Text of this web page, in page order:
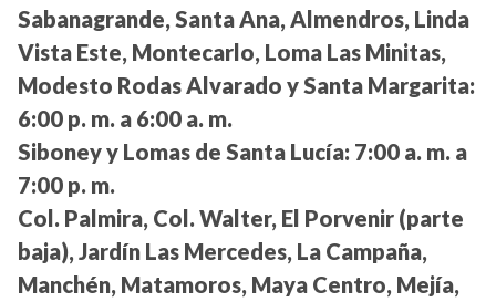
Sabanagrande, Santa Ana, Almendros, Linda
Vista Este, Montecarlo, Loma Las Minitas,
Modesto Rodas Alvarado y Santa Margarita:
6:00 p. m. a 6:00 a. m.
Siboney y Lomas de Santa Lucía: 7:00 a. m. a
7:00 p. m.
Col. Palmira, Col. Walter, El Porvenir (parte
baja), Jardín Las Mercedes, La Campaña,
Manchén, Matamoros, Maya Centro, Mejía,